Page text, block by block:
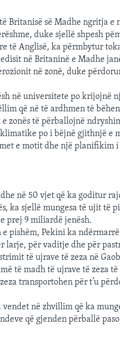
Britanisë së Madhe ngritja
duke sjellë shpesh
të Anglisë, ka përmbytur
në Britaninë e Madhe
në zonë, duke
në universitete po krijojnë
që në të ardhmen të
zonës të përballojnë
po i bëjnë gjithnjë e
e motit dhe një planifikim i
në 50 vjet që ka goditur
ka sjellë mungesa të ujit të
prej 9 miliardë jenësh.
e pishëm, Pekini ka
larje, për vaditje dhe për
të ujrave të zeza në
të madh të ujrave të zeza
transportohen për t’u
vendet në zhvillim që ka
që gjenden përballë